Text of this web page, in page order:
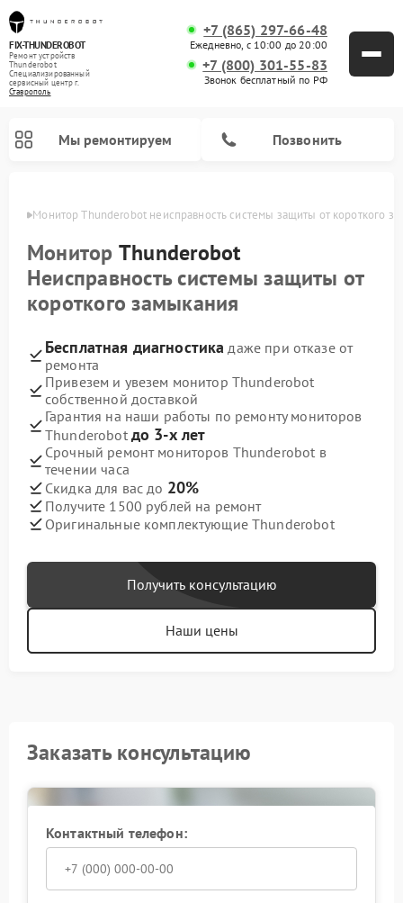
FIX-THUNDEROBOT
Ремонт устройств
Thunderobot
Специализированный
cервисный центр г.
Ставрополь
+7 (865) 297-66-48
Ежедневно, с 10:00 до 20:00
+7 (800) 301-55-83
Звонок бесплатный по РФ
Мы ремонтируем Позвонить
Монитор Thunderobot неисправность системы защиты от короткого
Монитор Thunderobot
Неисправность системы защиты от
короткого замыкания
Бесплатная диагностика даже при отказе от
ремонта
Привезем и увезем монитор Thunderobot
собственной доставкой
Гарантия на наши работы по ремонту мониторов
Thunderobot до 3-х лет
Срочный ремонт мониторов Thunderobot в
течении часа
Скидка для вас до 20%
Получите 1500 рублей на ремонт
Оригинальные комплектующие Thunderobot
Получить консультацию
Наши цены
Заказать консультацию
Контактный телефон: